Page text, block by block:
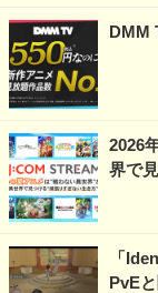
DMM
2026
界で
「
PvE